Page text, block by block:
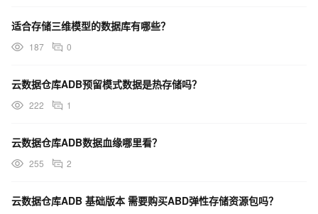
适合存储三维模型的数据库有哪些？
187 0
云数据仓库ADB预留模式数据是热存储吗？
222 1
云数据仓库ADB数据血缘哪里看？
255 2
云数据仓库ADB 基础版本 需要购买ABD弹性存储资源包吗？